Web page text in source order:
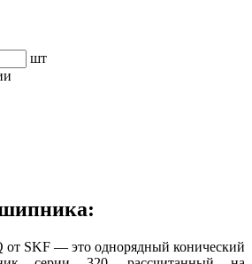
шт
SKF — это однорядный конический